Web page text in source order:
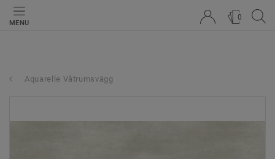
MENU
0
Aquarelle Våtrumsvägg